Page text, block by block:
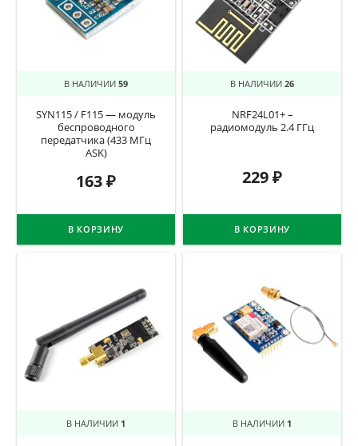
В НАЛИЧИИ 59
SYN115 / F115 — модуль
беспроводного
передатчика (433 МГц
ASK)
163₽
В КОРЗИНУ
В НАЛИЧИИ 26
NRF24L01+ –
радиомодуль 2.4 ГГц
229₽
В КОРЗИНУ
В НАЛИЧИИ 1 В НАЛИЧИИ 1